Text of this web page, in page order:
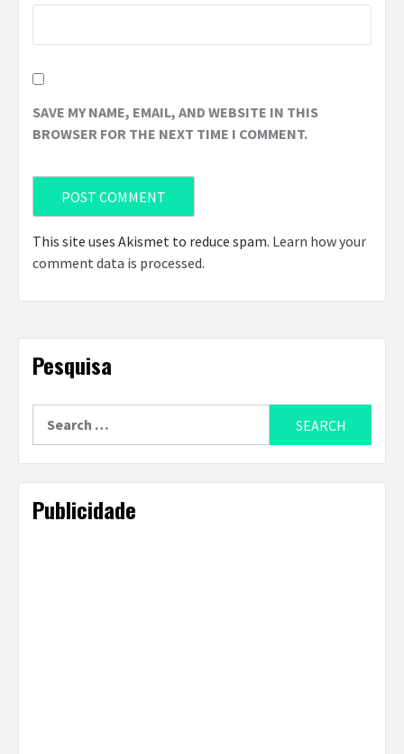
SAVE MY NAME, EMAIL, AND WEBSITE IN THIS
BROWSER FOR THE NEXT TIME I COMMENT.
This site uses Akismet to reduce spam. Learn how your
comment data is processed.
Pesquisa
Publicidade